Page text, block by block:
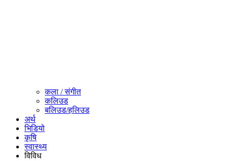
कला / संगीत​
कलिउड
बलिउड/हलिउड
अर्थ
भिडियो
कृषि
स्वास्थ्य
विविध